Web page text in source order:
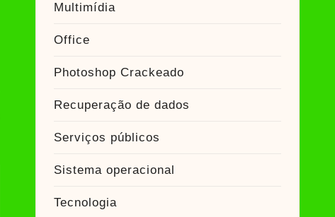
Multimídia
Office
Photoshop Crackeado
Recuperação de dados
Serviços públicos
Sistema operacional
Tecnologia